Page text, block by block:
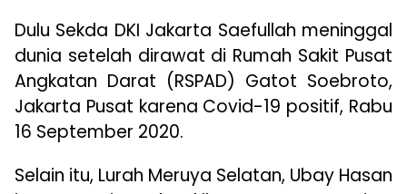
Dulu Sekda DKI Jakarta Saefullah meninggal
dunia setelah dirawat di Rumah Sakit Pusat
Angkatan Darat (RSPAD) Gatot Soebroto,
Jakarta Pusat karena Covid-19 positif, Rabu
16 September 2020.
Selain itu, Lurah Meruya Selatan, Ubay Hasan